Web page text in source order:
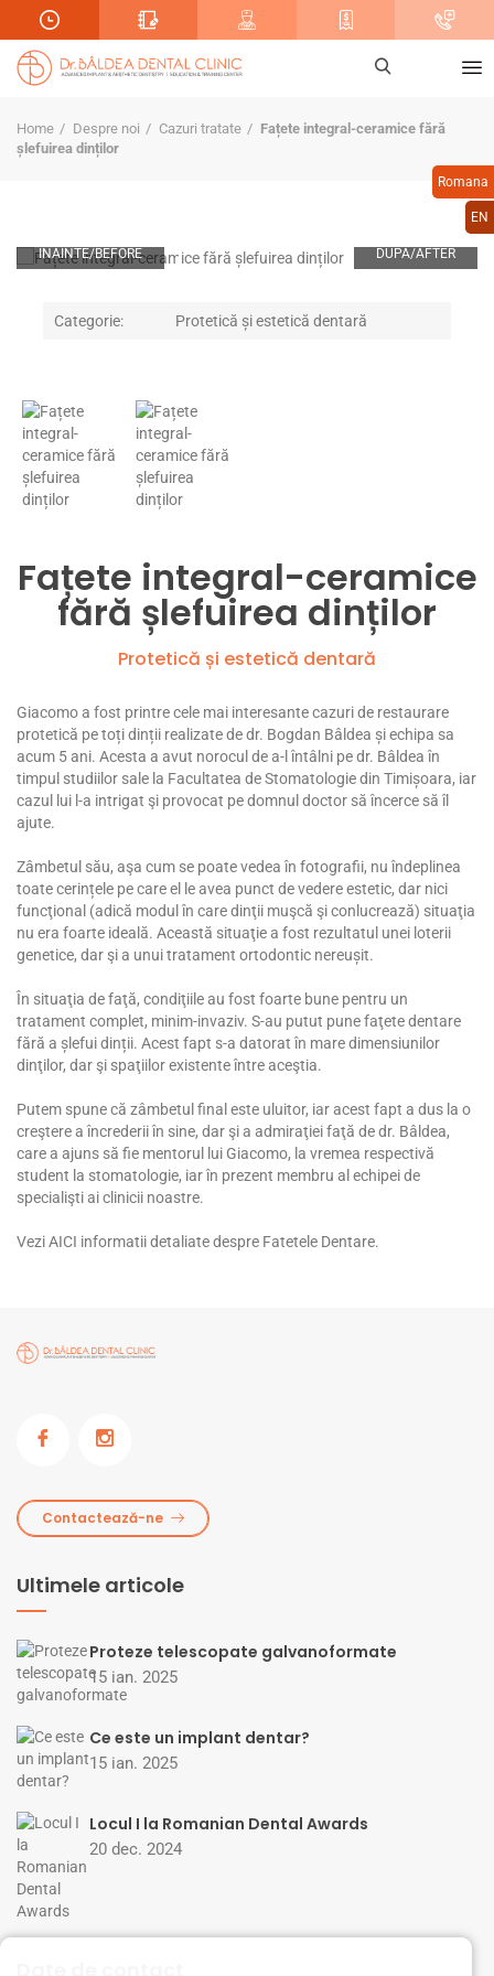
Romana
EN
Home Despre noi Cazuri tratate
Fațete integral-ceramice fără
șlefuirea dinților
Categorie: Protetică și estetică dentară
Fațete integral-ceramice
fără șlefuirea dinților
Protetică și estetică dentară
Giacomo a fost printre cele mai interesante cazuri de restaurare
protetică pe toți dinții realizate de dr. Bogdan Bâldea și echipa sa
acum 5 ani. Acesta a avut norocul de a-l întâlni pe dr. Bâldea în
timpul studiilor sale la Facultatea de Stomatologie din Timișoara, iar
cazul lui l-a intrigat şi provocat pe domnul doctor să încerce să îl
ajute.
Zâmbetul său, aşa cum se poate vedea în fotografii, nu îndeplinea
toate cerințele pe care el le avea punct de vedere estetic, dar nici
funcţional (adică modul în care dinţii muşcă şi conlucrează) situaţia
nu era foarte ideală. Această situaţie a fost rezultatul unei loterii
genetice, dar şi a unui tratament ortodontic nereușit.
În situaţia de faţă, condiţiile au fost foarte bune pentru un
tratament complet, minim-invaziv. S-au putut pune faţete dentare
fără a șlefui dinții. Acest fapt s-a datorat în mare dimensiunilor
dinţilor, dar şi spaţiilor existente între aceştia.
Putem spune că zâmbetul final este uluitor, iar acest fapt a dus la o
creştere a încrederii în sine, dar şi a admiraţiei faţă de dr. Bâldea,
care a ajuns să fie mentorul lui Giacomo, la vremea respectivă
student la stomatologie, iar în prezent membru al echipei de
specialişti ai clinicii noastre.
Vezi AICI informatii detaliate despre Fatetele Dentare.
Contactează-ne
Ultimele articole
Proteze telescopate galvanoformate
15 ian. 2025
Ce este un implant dentar?
15 ian. 2025
Locul I la Romanian Dental Awards
20 dec. 2024